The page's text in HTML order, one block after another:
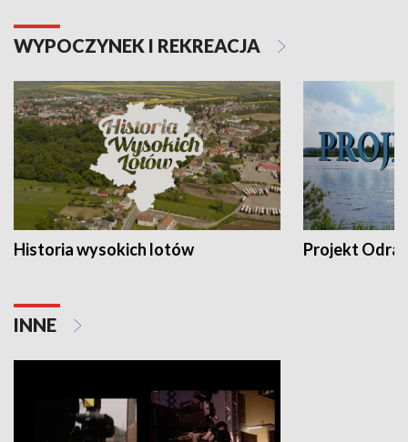
WYPOCZYNEK I REKREACJA
Historia wysokich lotów Projekt Odra
INNE